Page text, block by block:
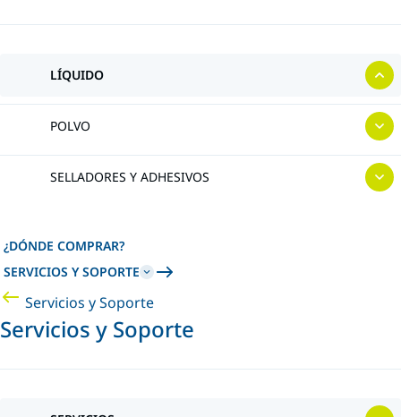
LÍQUIDO
POLVO
SELLADORES Y ADHESIVOS
¿DÓNDE COMPRAR?
SERVICIOS Y SOPORTE
Servicios y Soporte
Servicios y Soporte